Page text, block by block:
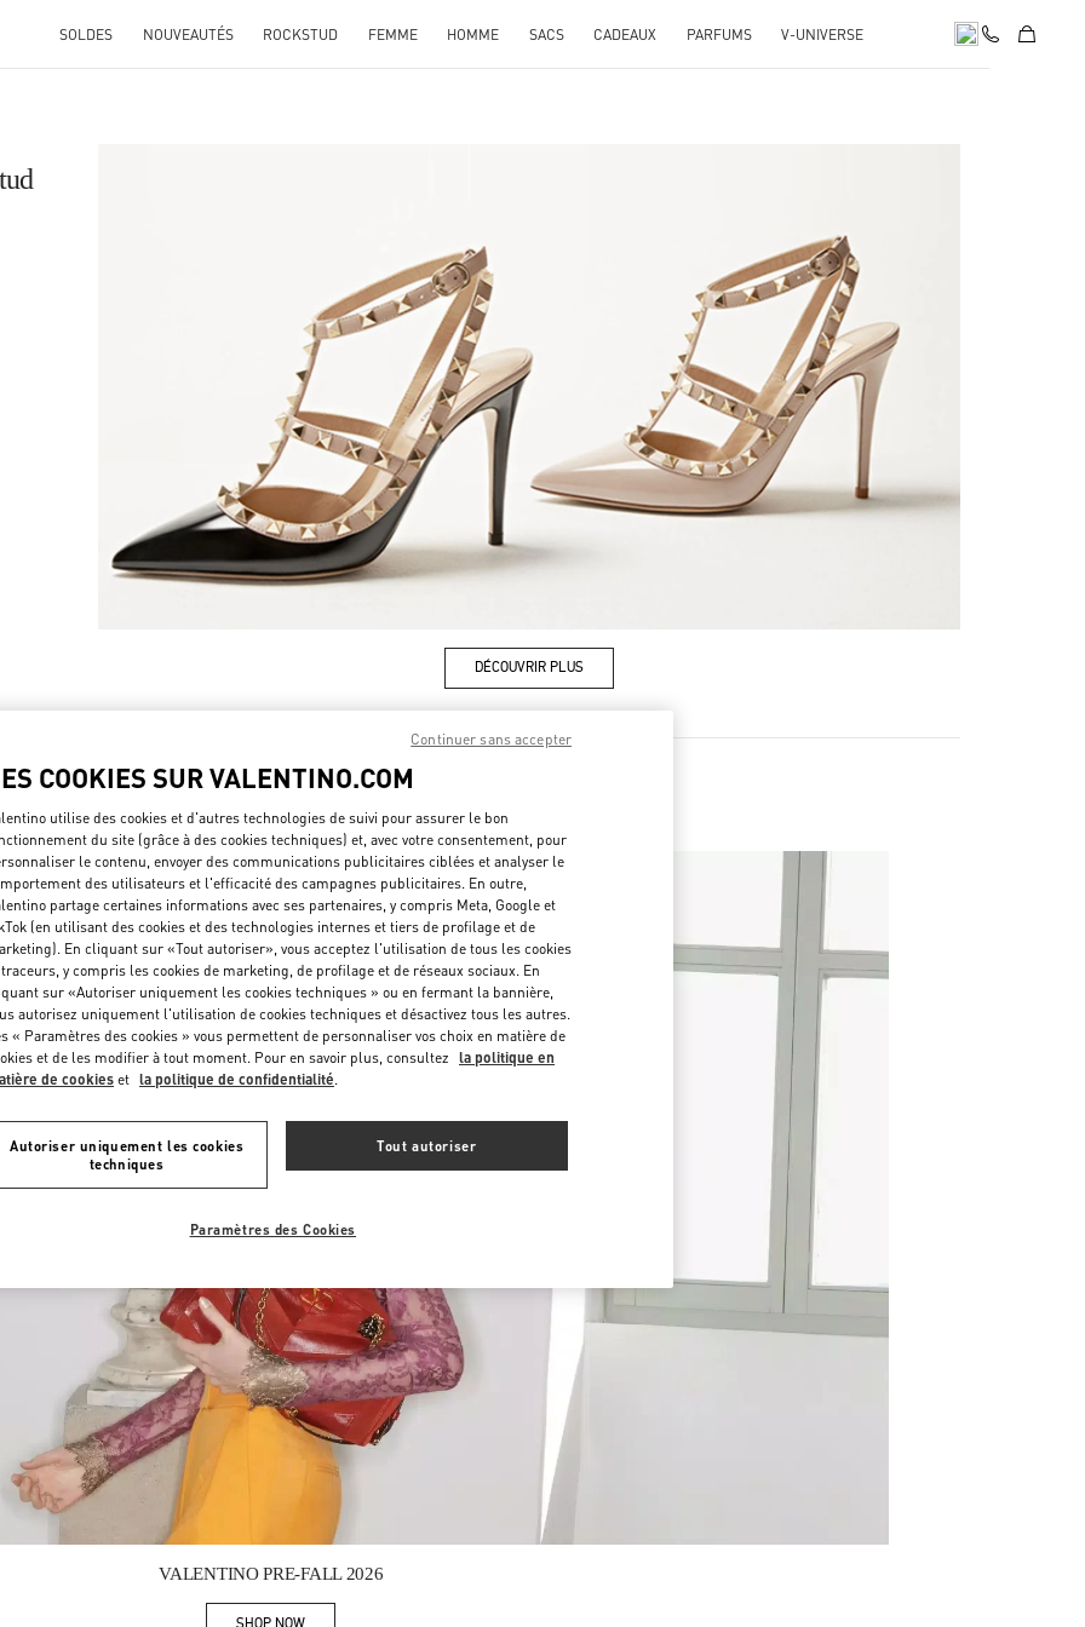
SOLDES NOUVEAUTÉS ROCKSTUD FEMME HOMME SACS CADEAUX PARFUMS V-UNIVERSE
DÉCOUVRIR PLUS
Link Opens in New Tab
VALENTINO PRE-FALL 2026
SHOP NOW
COOKIES SUR VALENTINO.COM
utilise des cookies et d'autres technologies de suivi pour assurer le bon
du site (grâce à des cookies techniques) et, avec votre consentement, pour
le contenu, envoyer des communications publicitaires ciblées et analyser le
des utilisateurs et l'efficacité des campagnes publicitaires. En outre,
partage certaines informations avec ses partenaires, y compris Meta, Google et
(en utilisant des cookies et des technologies internes et tiers de profilage et de
En cliquant sur «Tout autoriser», vous acceptez l'utilisation de tous les cookies
y compris les cookies de marketing, de profilage et de réseaux sociaux. En
sur «Autoriser uniquement les cookies techniques » ou en fermant la bannière,
autorisez uniquement l'utilisation de cookies techniques et désactivez tous les autres.
« Paramètres des cookies » vous permettent de personnaliser vos choix en matière de
et de les modifier à tout moment. Pour en savoir plus, consultez la politique en
de cookies et la politique de confidentialité.
Autoriser uniquement les cookies
techniques
Tout autoriser
Paramètres des Cookies
Continuer sans accepter